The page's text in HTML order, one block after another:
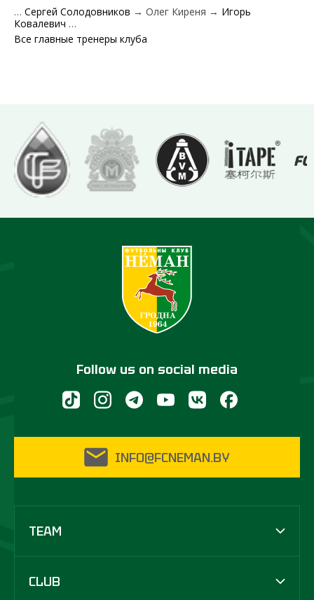
… Сергей Солодовников → Олег Киреня → Игорь
Ковалевич …
Все главные тренеры клуба
Follow us on social media
INFO@FCNEMAN.BY
TEAM
CLUB